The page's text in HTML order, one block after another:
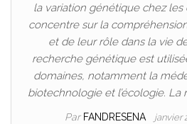
la variation génétique chez les
concentre sur la
et de leur rôle dans la vie
recherche génétique est
domaines, notamment la
biotechnologie et l’écologie. La
Par FANDRESENA janvier